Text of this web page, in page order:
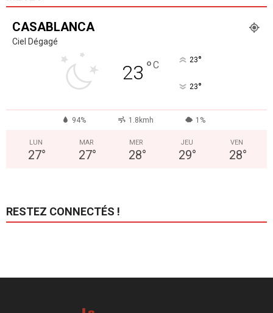
CASABLANCA
Ciel Dégagé
23 °C 23°
23°
94% 1.8kmh 1%
LUN
27°
MAR
27°
MER
28°
JEU
29°
VEN
28°
RESTEZ CONNECTÉS !